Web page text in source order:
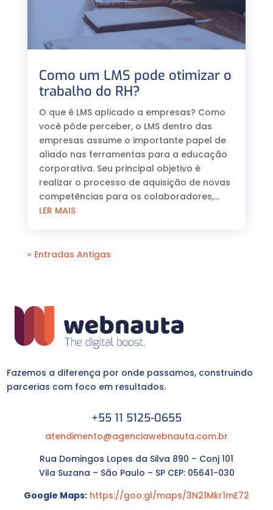
Como um LMS pode otimizar o
trabalho do RH?
O que é LMS aplicado a empresas? Como
você pôde perceber, o LMS dentro das
empresas assume o importante papel de
aliado nas ferramentas para a educação
corporativa. Seu principal objetivo é
realizar o processo de aquisição de novas
competências para os colaboradores,...
LER MAIS
« Entradas Antigas
Fazemos a diferença por onde passamos, construindo
parcerias com foco em resultados.
+55 11 5125-0655
atendimento@agenciawebnauta.com.br
Rua Domingos Lopes da Silva 890 – Conj 101
Vila Suzana – São Paulo – SP CEP: 05641-030
Google Maps: https://goo.gl/maps/3N21Mkr1mE72